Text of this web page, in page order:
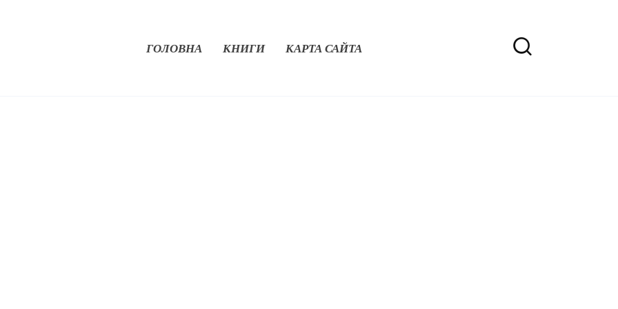
ГОЛОВНА КНИГИ КАРТА САЙТА